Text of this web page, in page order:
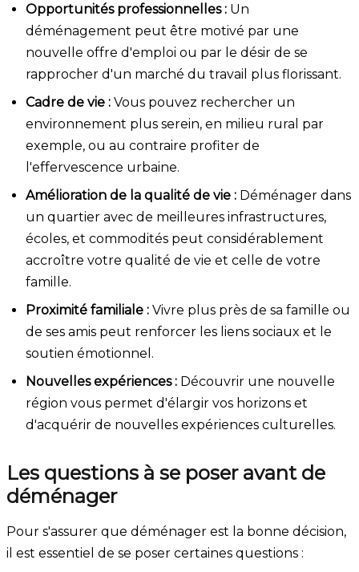
Opportunités professionnelles : Un
déménagement peut être motivé par une
nouvelle offre d'emploi ou par le désir de se
rapprocher d'un marché du travail plus florissant.
Cadre de vie : Vous pouvez rechercher un
environnement plus serein, en milieu rural par
exemple, ou au contraire profiter de
l'effervescence urbaine.
Amélioration de la qualité de vie : Déménager dans
un quartier avec de meilleures infrastructures,
écoles, et commodités peut considérablement
accroître votre qualité de vie et celle de votre
famille.
Proximité familiale : Vivre plus près de sa famille ou
de ses amis peut renforcer les liens sociaux et le
soutien émotionnel.
Nouvelles expériences : Découvrir une nouvelle
région vous permet d'élargir vos horizons et
d'acquérir de nouvelles expériences culturelles.
Les questions à se poser avant de
déménager
Pour s'assurer que déménager est la bonne décision,
il est essentiel de se poser certaines questions :